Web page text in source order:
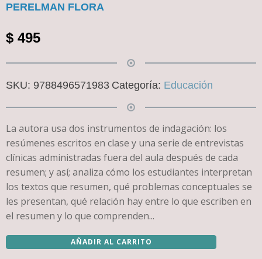
PERELMAN FLORA
$ 495
SKU: 9788496571983 Categoría: Educación
La autora usa dos instrumentos de indagación: los
resúmenes escritos en clase y una serie de entrevistas
clínicas administradas fuera del aula después de cada
resumen; y así; analiza cómo los estudiantes interpretan
los textos que resumen, qué problemas conceptuales se
les presentan, qué relación hay entre lo que escriben en
el resumen y lo que comprenden...
RESUMEN
AÑADIR AL CARRITO